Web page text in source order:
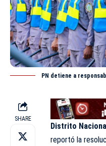
PN detiene a
SHARE
Distrito
reportó la